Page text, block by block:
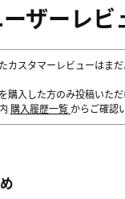
ザーレビ
カスタマーレビューはまだ
購入した方のみ投稿いた
購入履歴一覧 からご確認